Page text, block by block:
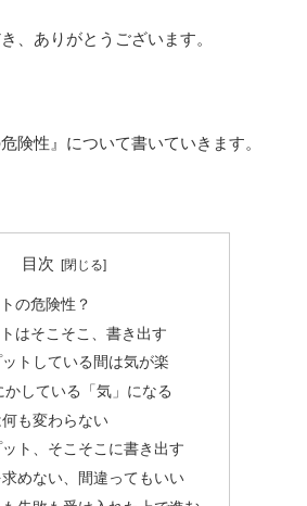
、ありがとうございます。
険性』について書いていきます。
目次
の危険性？
はそこそこ、書き出す
トしている間は気が楽
かしている「気」になる
も変わらない
ト、そこそこに書き出す
めない、間違ってもいい